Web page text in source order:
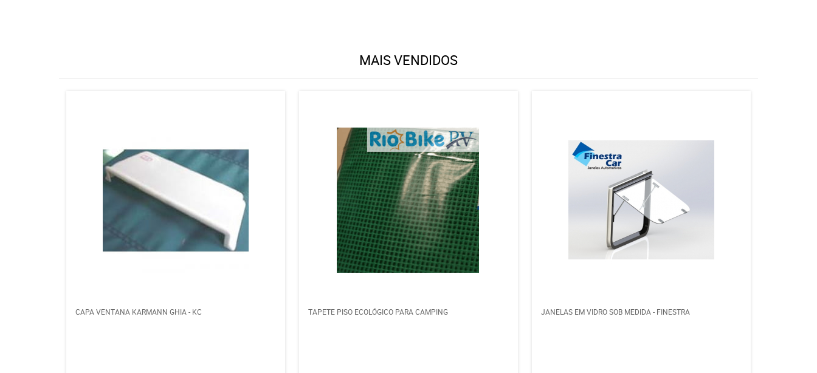
MAIS VENDIDOS
CAPA VENTANA KARMANN GHIA - KC TAPETE PISO ECOLÓGICO PARA CAMPING JANELAS EM VIDRO SOB MEDIDA - FINESTRA